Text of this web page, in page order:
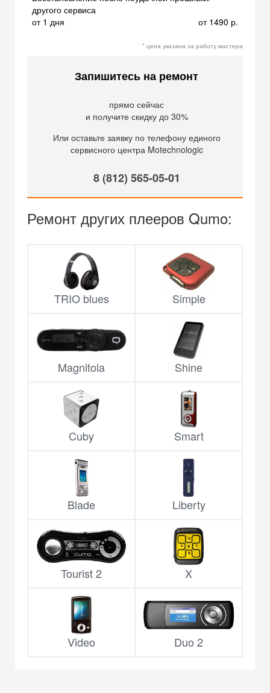
другого сервиса
от 1 дня
от 1490 р.
* цена указана за работу мастера
Запишитесь на ремонт
прямо сейчас
и получите скидку до 30%
Или оставьте заявку по телефону единого
сервисного центра Motechnologic
8 (812) 565-05-01
Ремонт других плееров Qumo:
TRIO blues Simple
Magnitola Shine
Cuby Smart
Blade Liberty
Tourist 2 X
Video Duo 2